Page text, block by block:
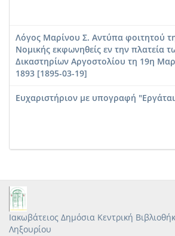
Λόγος Μαρίνου Σ. Αντύπα φοιτητού
Νομικής εκφωνηθείς εν την πλατεία
Δικαστηρίων Αργοστολίου τη 19η
1893 [1895-03-19]
Ευχαριστήριον με υπογραφή
Ιακωβάτειος Δημόσια Κεντρική
Ληξουρίου